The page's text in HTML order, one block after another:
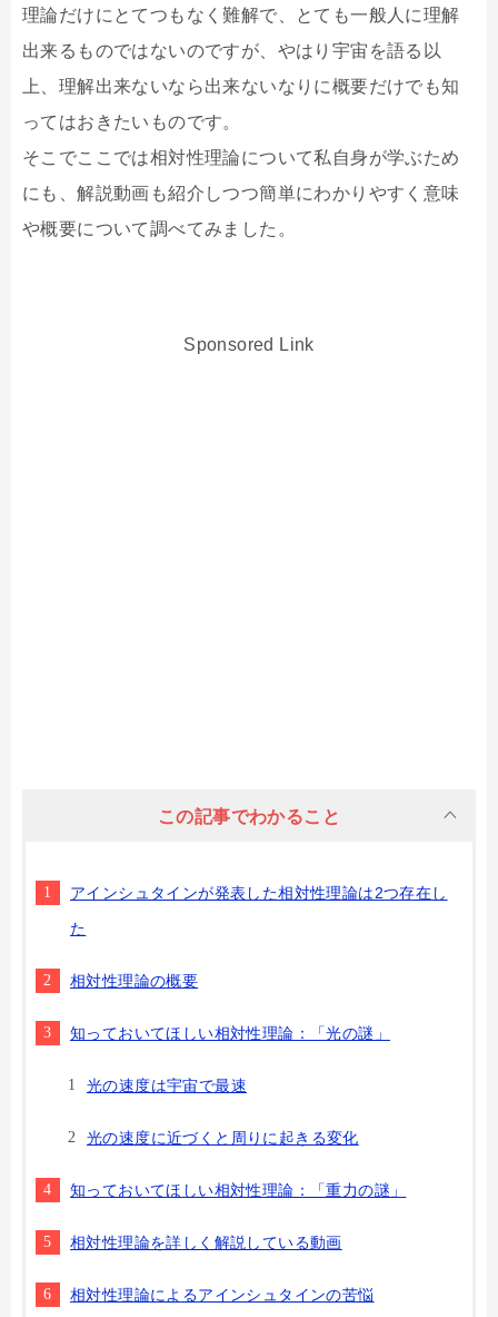
理論だけにとてつもなく難解で、とても一般人に理解
出来るものではないのですが、やはり宇宙を語る以
上、理解出来ないなら出来ないなりに概要だけでも知
ってはおきたいものです。
そこでここでは相対性理論について私自身が学ぶため
にも、解説動画も紹介しつつ簡単にわかりやすく意味
や概要について調べてみました。
Sponsored Link
この記事でわかること
アインシュタインが発表した相対性理論は2つ存在し
た
相対性理論の概要
知っておいてほしい相対性理論：「光の謎」
光の速度は宇宙で最速
光の速度に近づくと周りに起きる変化
知っておいてほしい相対性理論：「重力の謎」
相対性理論を詳しく解説している動画
相対性理論によるアインシュタインの苦悩